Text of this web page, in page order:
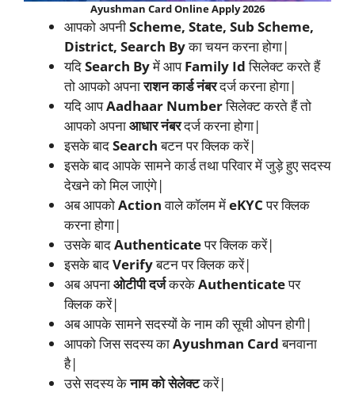
Ayushman Card Online Apply 2026
आपको अपनीScheme, State, Sub Scheme,
District, Search Byका चयन करना होगा|
यदिSearch Byमें आपFamily Idसिलेक्ट करते हैं
तो आपको अपनाराशन कार्ड नंबरदर्ज करना होगा|
यदि आपAadhaar Numberसिलेक्ट करते हैं तो
आपको अपनाआधार नंबरदर्ज करना होगा|
इसके बादSearchबटन पर क्लिक करें|
इसके बाद आपके सामने कार्ड तथा परिवार में जुड़े हुए सदस्य
देखने को मिल जाएंगे|
अब आपकोActionवाले कॉलम मेंeKYCपर क्लिक
करना होगा|
उसके बादAuthenticateपर क्लिक करें|
इसके बादVerifyबटन पर क्लिक करें|
अब अपनाओटीपी दर्जकरकेAuthenticateपर
क्लिक करें|
अब आपके सामने सदस्यों के नाम की सूची ओपन होगी|
आपको जिस सदस्य काAyushman Cardबनवाना
है|
उसे सदस्य केनाम को सेलेक्टकरें|